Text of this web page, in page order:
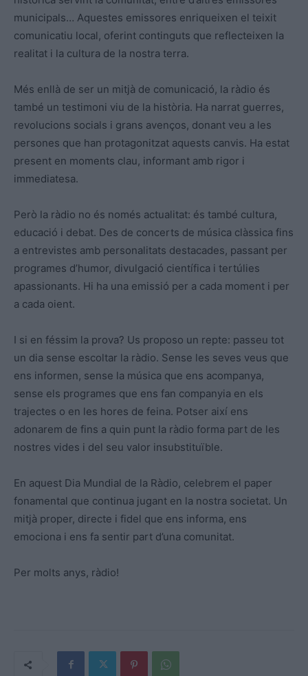
municipals… Aquestes emissores enriqueixen el teixit
comunicatiu local, oferint continguts que reflecteixen la
realitat i la cultura de la nostra terra.
Més enllà de ser un mitjà de comunicació, la ràdio és
també un testimoni viu de la història. Ha narrat guerres,
revolucions socials i grans avenços, donant veu a les
persones que han protagonitzat aquests canvis. Ha estat
present en moments clau, informant amb rigor i
immediatesa.
Però la ràdio no és només actualitat: és també cultura,
educació i debat. Des de concerts de música clàssica fins
a entrevistes amb personalitats destacades, passant per
programes d’humor, divulgació científica i tertúlies
apassionants. Hi ha una emissió per a cada moment i per
a cada oient.
I si en féssim la prova? Us proposo un repte: passeu tot
un dia sense escoltar la ràdio. Sense les seves veus que
ens informen, sense la música que ens acompanya,
sense els programes que ens fan companyia en els
trajectes o en les hores de feina. Potser així ens
adonarem de fins a quin punt la ràdio forma part de les
nostres vides i del seu valor insubstituïble.
En aquest Dia Mundial de la Ràdio, celebrem el paper
fonamental que continua jugant en la nostra societat. Un
mitjà proper, directe i fidel que ens informa, ens
emociona i ens fa sentir part d’una comunitat.
Per molts anys, ràdio!